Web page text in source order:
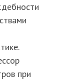
при